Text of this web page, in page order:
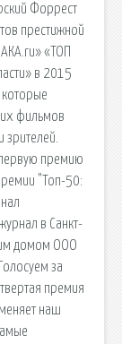
Форрест
престижной
«ТОП
в 2015
которые
фильмов
первую премию
"Топ-50:
в Санкт-
домом ООО
за
премия
наш